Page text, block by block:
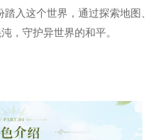
入这个世界，通过探索地图、
，守护异世界的和平。